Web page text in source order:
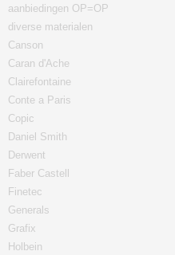
aanbiedingen OP=OP
diverse materialen
Canson
Caran d'Ache
Clairefontaine
Conte a Paris
Copic
Daniel Smith
Derwent
Faber Castell
Finetec
Generals
Grafix
Holbein